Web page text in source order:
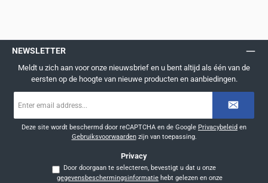
NEWSLETTER
Meldt u zich aan voor onze nieuwsbrief en u bent altijd als één van de
eersten op de hoogte van nieuwe producten en aanbiedingen.
mailadres
Deze site wordt beschermd door reCAPTCHA en de Google Privacybeleid en
Gebruiksvoorwaardenzijn van toepassing.
Privacy
Door doorgaan te selecteren, bevestigt u dat u onze
gegevensbeschermingsinformatie